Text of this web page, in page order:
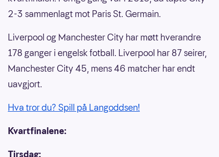
2-3 sammenlagt mot Paris St. Germain.
Liverpool og Manchester City har møtt hverandre
178 ganger i engelsk fotball. Liverpool har 87 seirer,
Manchester City 45, mens 46 matcher har endt
uavgjort.
Hva tror du? Spill på Langoddsen!
Kvartfinalene:
Tirsdag: